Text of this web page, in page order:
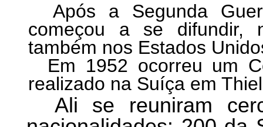
Após a Segunda
começou a se difundir,
também nos Estados
Em 1952 ocorreu um
realizado na Suíça em
Ali se reuniram